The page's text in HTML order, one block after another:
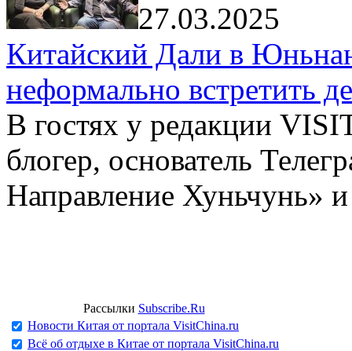
27.03.2025
Китайский Дали в
неформально встретить
В гостях у редакции
блогер, основатель
Направление Хуньчунь»
Рассылки Subscribe.Ru
Новости Китая от портала VisitChina.ru
Всё об отдыхе в Китае от портала VisitChina.ru